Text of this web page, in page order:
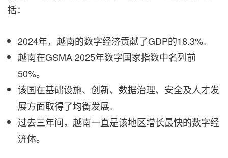
括：
2024年，越南的数字经济贡献了GDP的18.3%。
越南在GSMA 2025年数字国家指数中名列前
50%。
该国在基础设施、创新、数据治理、安全及人才发
展方面取得了均衡发展。
过去三年间，越南一直是该地区增长最快的数字经
济体。